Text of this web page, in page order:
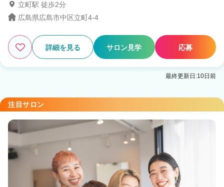
立町駅 徒歩2分
広島県広島市中区立町4-4
詳細を見る サロン見学 応募
最終更新日:10日前
注目サロン